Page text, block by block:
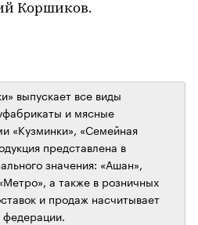
Коршиков.
выпускает все виды
и мясные
«Кузминки», «Семейная
представлена в
значения: «Ашан»,
а также в розничных
и продаж насчитывает
федерации.